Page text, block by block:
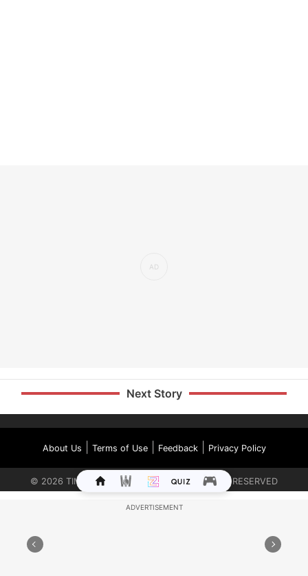
Next Story
About Us Terms of Use| Feedback| Privacy Policy
© 2026 TIMES INTERNET LIMITED. ALL RIGHTS RESERVED